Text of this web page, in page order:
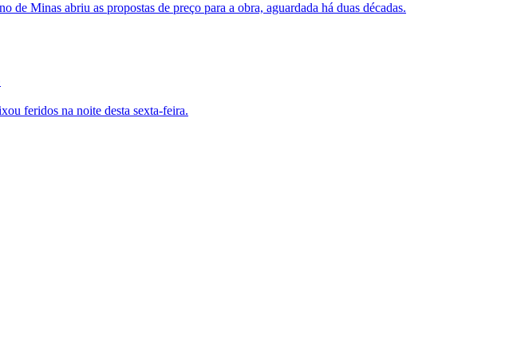
Minas abriu as propostas de preço para a obra, aguardada há duas décadas.
feridos na noite desta sexta-feira.